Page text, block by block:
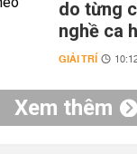
do từng
nghề ca
GIẢI TRÍ
Xem thêm